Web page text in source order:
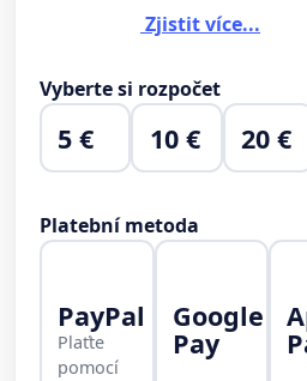
Zjistit více...
Vyberte si rozpočet
5 € 10 € 20 €
Platební metoda
PayPal
Plaťte
pomocí
Google
Pay